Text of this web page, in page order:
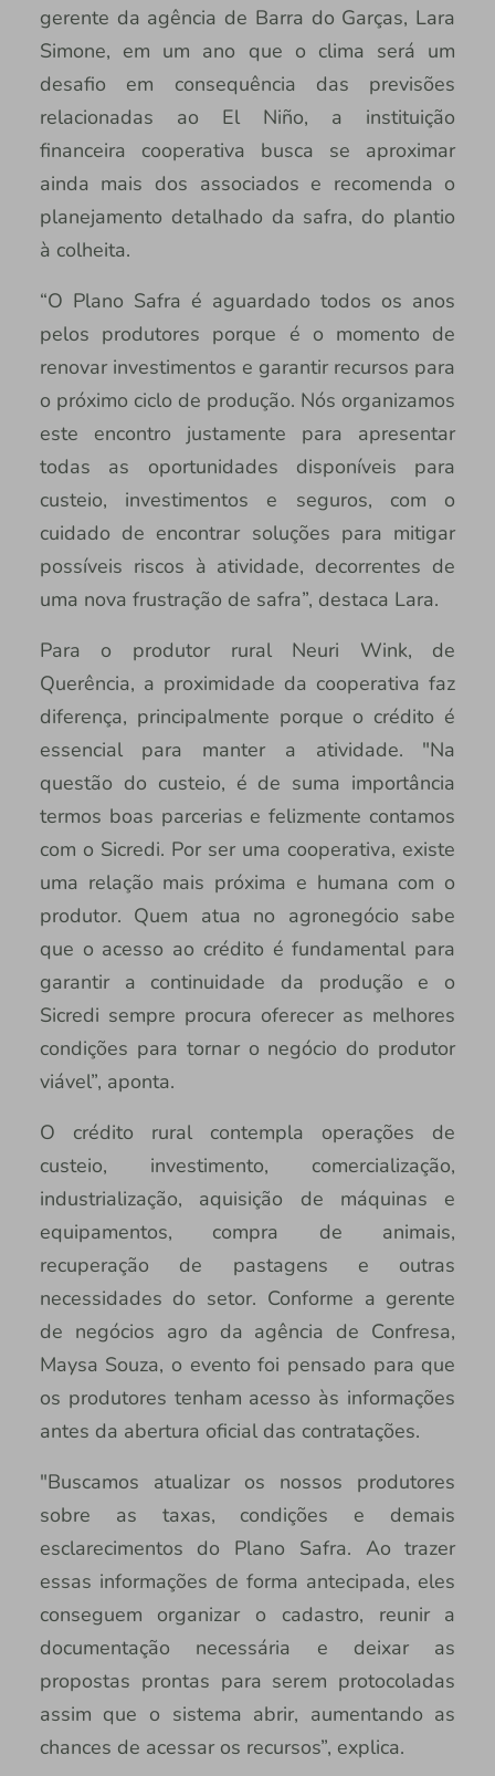
gerente da agência de Barra do Garças, Lara
Simone, em um ano que o clima será um
desafio em consequência das previsões
relacionadas ao El Niño, a instituição
financeira cooperativa busca se aproximar
ainda mais dos associados e recomenda o
planejamento detalhado da safra, do plantio
à colheita.
“O Plano Safra é aguardado todos os anos
pelos produtores porque é o momento de
renovar investimentos e garantir recursos para
o próximo ciclo de produção. Nós organizamos
este encontro justamente para apresentar
todas as oportunidades disponíveis para
custeio, investimentos e seguros, com o
cuidado de encontrar soluções para mitigar
possíveis riscos à atividade, decorrentes de
uma nova frustração de safra”, destaca Lara.
Para o produtor rural Neuri Wink, de
Querência, a proximidade da cooperativa faz
diferença, principalmente porque o crédito é
essencial para manter a atividade. "Na
questão do custeio, é de suma importância
termos boas parcerias e felizmente contamos
com o Sicredi. Por ser uma cooperativa, existe
uma relação mais próxima e humana com o
produtor. Quem atua no agronegócio sabe
que o acesso ao crédito é fundamental para
garantir a continuidade da produção e o
Sicredi sempre procura oferecer as melhores
condições para tornar o negócio do produtor
viável”, aponta.
O crédito rural contempla operações de
custeio, investimento, comercialização,
industrialização, aquisição de máquinas e
equipamentos, compra de animais,
recuperação de pastagens e outras
necessidades do setor. Conforme a gerente
de negócios agro da agência de Confresa,
Maysa Souza, o evento foi pensado para que
os produtores tenham acesso às informações
antes da abertura oficial das contratações.
"Buscamos atualizar os nossos produtores
sobre as taxas, condições e demais
esclarecimentos do Plano Safra. Ao trazer
essas informações de forma antecipada, eles
conseguem organizar o cadastro, reunir a
documentação necessária e deixar as
propostas prontas para serem protocoladas
assim que o sistema abrir, aumentando as
chances de acessar os recursos”, explica.